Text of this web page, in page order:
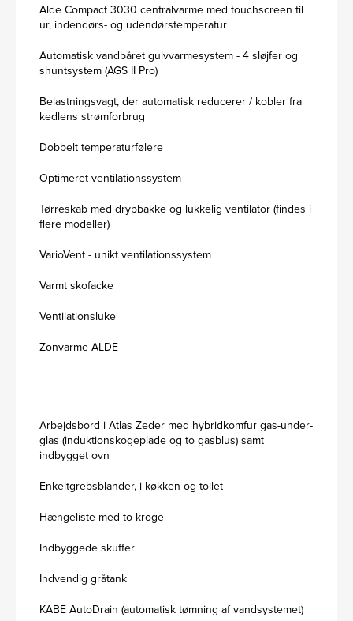
Alde Compact 3030 centralvarme med touchscreen til
ur, indendørs- og udendørstemperatur
Automatisk vandbåret gulvvarmesystem - 4 sløjfer og
shuntsystem (AGS II Pro)
Belastningsvagt, der automatisk reducerer / kobler fra
kedlens strømforbrug
Dobbelt temperaturfølere
Optimeret ventilationssystem
Tørreskab med drypbakke og lukkelig ventilator (findes i
flere modeller)
VarioVent - unikt ventilationssystem
Varmt skofacke
Ventilationsluke
Zonvarme ALDE
Arbejdsbord i Atlas Zeder med hybridkomfur gas-under-
glas (induktionskogeplade og to gasblus) samt
indbygget ovn
Enkeltgrebsblander, i køkken og toilet
Hængeliste med to kroge
Indbyggede skuffer
Indvendig gråtank
KABE AutoDrain (automatisk tømning af vandsystemet)